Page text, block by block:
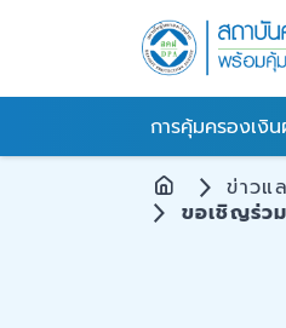
การคุ้มครองเงิ
ข่าวแ
ขอเชิญร่ว